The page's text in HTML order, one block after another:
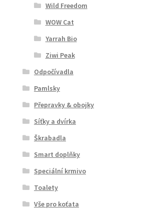
Wild Freedom
WOW Cat
Yarrah Bio
Ziwi Peak
Odpočívadla
Pamlsky
Přepravky & obojky
Síťky a dvírka
Škrabadla
Smart doplňky
Speciální krmivo
Toalety
Vše pro koťata